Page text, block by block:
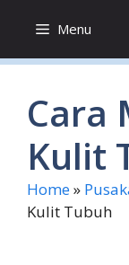
content
Menu
Cara
Kulit
Home»
Kulit Tubuh